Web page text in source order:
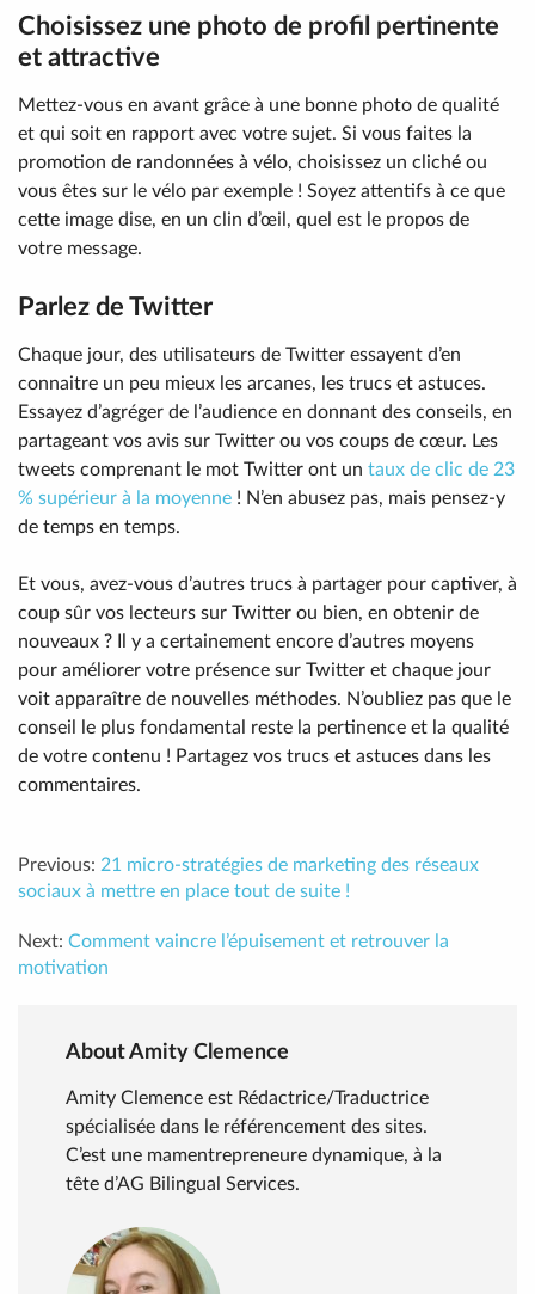
Choisissez une photo de profil pertinente
et attractive
Mettez-vous en avant grâce à une bonne photo de qualité
et qui soit en rapport avec votre sujet. Si vous faites la
promotion de randonnées à vélo, choisissez un cliché ou
vous êtes sur le vélo par exemple ! Soyez attentifs à ce que
cette image dise, en un clin d’œil, quel est le propos de
votre message.
Parlez de Twitter
Chaque jour, des utilisateurs de Twitter essayent d’en
connaitre un peu mieux les arcanes, les trucs et astuces.
Essayez d’agréger de l’audience en donnant des conseils, en
partageant vos avis sur Twitter ou vos coups de cœur. Les
tweets comprenant le mot Twitter ont un taux de clic de 23
% supérieur à la moyenne ! N’en abusez pas, mais pensez-y
de temps en temps.
Et vous, avez-vous d’autres trucs à partager pour captiver, à
coup sûr vos lecteurs sur Twitter ou bien, en obtenir de
nouveaux ? Il y a certainement encore d’autres moyens
pour améliorer votre présence sur Twitter et chaque jour
voit apparaître de nouvelles méthodes. N’oubliez pas que le
conseil le plus fondamental reste la pertinence et la qualité
de votre contenu ! Partagez vos trucs et astuces dans les
commentaires.
Previous: 21 micro-stratégies de marketing des réseaux
sociaux à mettre en place tout de suite !
Next: Comment vaincre l’épuisement et retrouver la
motivation
About Amity Clemence
Amity Clemence est Rédactrice/Traductrice
spécialisée dans le référencement des sites.
C’est une mamentrepreneure dynamique, à la
tête d’AG Bilingual Services.